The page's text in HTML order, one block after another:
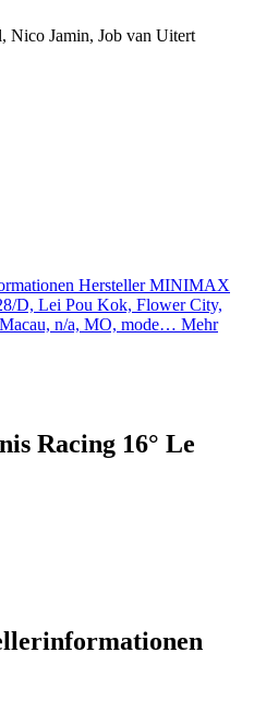
Nico Jamin, Job van Uitert
Hersteller MINIMAX
D, Lei Pou Kok, Flower City,
n/a, MO, mode… Mehr
Racing 16° Le